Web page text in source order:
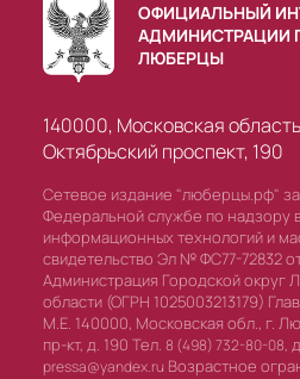
ОФИЦИАЛЬНЫЙ
АДМИНИСТРАЦИИ
ЛЮБЕРЦЫ
140000, Московская
Октябрьский проспект, 190
Сетевое издание "люберцы.рф"
Федеральной службе по надзору
информационных технологий и
свидетельство Эл № ФС77-72832
Администрация Городской округ
области (ОГРН 1025003213179)
М.Е. 140000, Московская обл., г.
пр-кт, д. 190 Тел. 8 (498) 732-80-08,
pressa@yandex.ru Возрастное